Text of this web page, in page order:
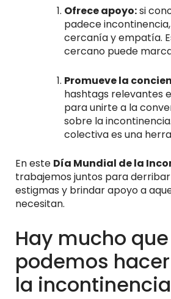
Ofrece apoyo:si
padece
cercanía y empatía.
cercano puede
Promueve la
hashtags relevantes
para unirte a la
sobre la
colectiva es una
En este Día Mundial de la
trabajemos juntos para
estigmas y brindar apoyo a
necesitan.
Hay mucho que
podemos
la